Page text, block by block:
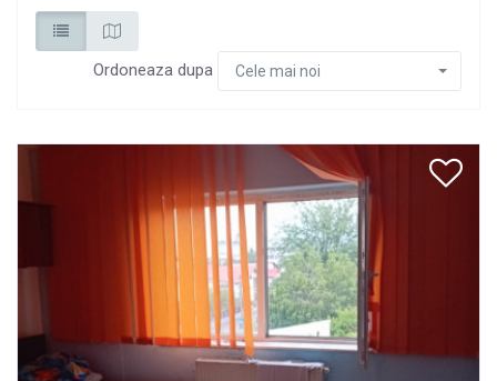
Ordoneaza dupa Cele mai noi